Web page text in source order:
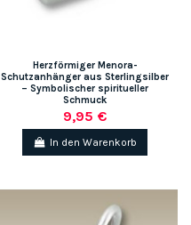
Herzförmiger Menora-
Schutzanhänger aus Sterlingsilber
– Symbolischer spiritueller
Schmuck
9,95 €
In den Warenkorb